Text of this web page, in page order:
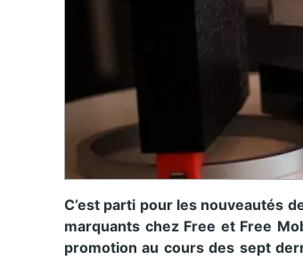
C’est parti pour les nouveautés
marquants chez Free et Free
promotion au cours des sept